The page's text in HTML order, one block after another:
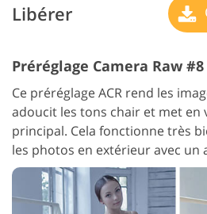
Libérer
Préréglage Camera Raw
Ce préréglage ACR rend les
adoucit les tons chair et met en
principal. Cela fonctionne très
les photos en extérieur avec un